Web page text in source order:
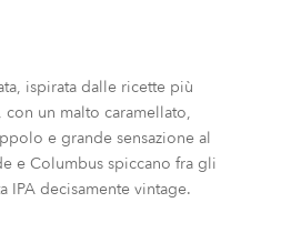
ispirata dalle ricette più
un malto caramellato,
e grande sensazione al
e Columbus spiccano fra gli
IPA decisamente vintage.